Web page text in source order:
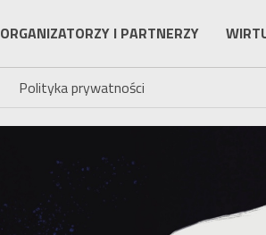
ORGANIZATORZY I PARTNERZY
Polityka prywatności